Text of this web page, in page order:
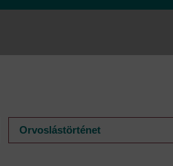
Orvoslástörténet